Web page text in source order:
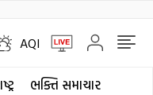
AQI
ભક્તિ સમાચાર